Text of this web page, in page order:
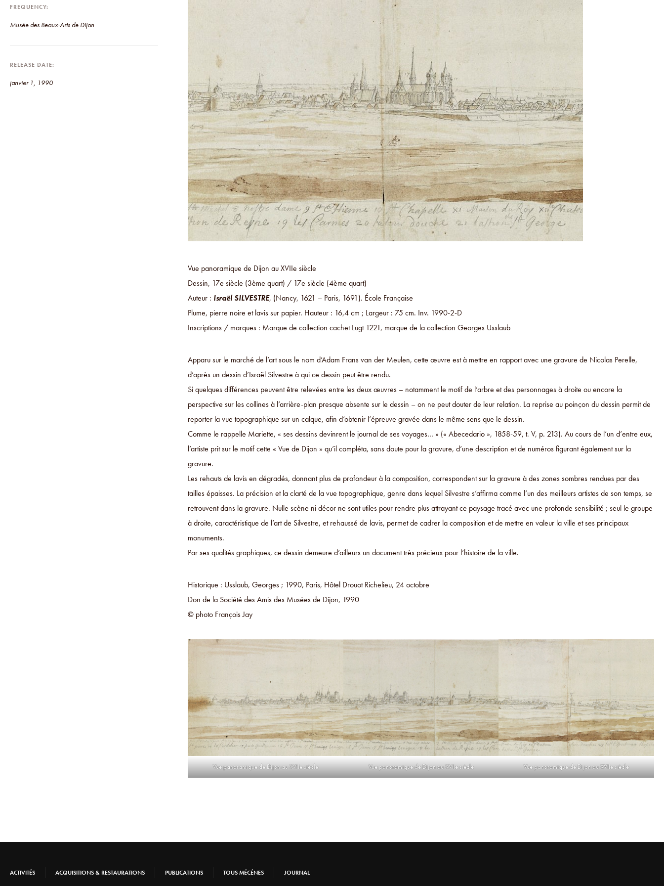
Vue panoramique de Dijon au XVIIe siècle
Dessin, 17e siècle (3ème quart) / 17e siècle (4ème quart)
Auteur : Israël SILVESTRE, (Nancy, 1621 – Paris, 1691). École Française
Plume, pierre noire et lavis sur papier. Hauteur : 16,4 cm ; Largeur : 75 cm. Inv. 1990-2-D
Inscriptions / marques : Marque de collection cachet Lugt 1221, marque de la collection Georges Usslaub
Apparu sur le marché de l’art sous le nom d’Adam Frans van der Meulen, cette œuvre est à mettre en rapport avec une gravure de Nicolas Perelle,
d’après un dessin d’Israël Silvestre à qui ce dessin peut être rendu.
Si quelques différences peuvent être relevées entre les deux œuvres – notamment le motif de l’arbre et des personnages à droite ou encore la
perspective sur les collines à l’arrière-plan presque absente sur le dessin – on ne peut douter de leur relation. La reprise au poinçon du dessin permit de
reporter la vue topographique sur un calque, afin d’obtenir l’épreuve gravée dans le même sens que le dessin.
Comme le rappelle Mariette, « ses dessins devinrent le journal de ses voyages… » (« Abecedario », 1858-59, t. V, p. 213). Au cours de l’un d’entre eux,
l’artiste prit sur le motif cette « Vue de Dijon » qu’il compléta, sans doute pour la gravure, d’une description et de numéros figurant également sur la
gravure.
Les rehauts de lavis en dégradés, donnant plus de profondeur à la composition, correspondent sur la gravure à des zones sombres rendues par des
tailles épaisses. La précision et la clarté de la vue topographique, genre dans lequel Silvestre s’affirma comme l’un des meilleurs artistes de son temps, se
retrouvent dans la gravure. Nulle scène ni décor ne sont utiles pour rendre plus attrayant ce paysage tracé avec une profonde sensibilité ; seul le groupe
à droite, caractéristique de l’art de Silvestre, et rehaussé de lavis, permet de cadrer la composition et de mettre en valeur la ville et ses principaux
monuments.
Par ses qualités graphiques, ce dessin demeure d’ailleurs un document très précieux pour l’histoire de la ville.
Historique : Usslaub, Georges ; 1990, Paris, Hôtel Drouot Richelieu, 24 octobre
Don de la Société des Amis des Musées de Dijon, 1990
© photo François Jay
Vue panoramique de Dijon au XVIIe siècle Vue panoramique de Dijon au XVIIe siècle Vue panoramique de Dijon au XVIIe siècle
FREQUENCY
Musée des Beaux-Arts de Dijon
RELEASE DATE
janvier 1, 1990
ACTIVITÉS ACQUISITIONS & RESTAURATIONS PUBLICATIONS TOUS MÉCÉNES JOURNAL